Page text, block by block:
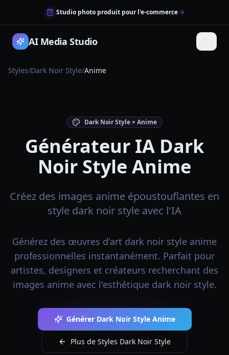
Studio photo produit pour l'e-commerce
AI Media Studio
Styles/Dark Noir Style/Anime
Dark Noir Style × Anime
Générateur IA Dark
Noir Style Anime
Créez des images anime époustouflantes en
style dark noir style avec l'IA
Générez des œuvres d'art dark noir style anime
professionnelles instantanément. Parfait pour
artistes, designers et créateurs recherchant des
images anime avec l'esthétique dark noir style.
Générer Dark Noir Style Anime
Plus de Styles Dark Noir Style